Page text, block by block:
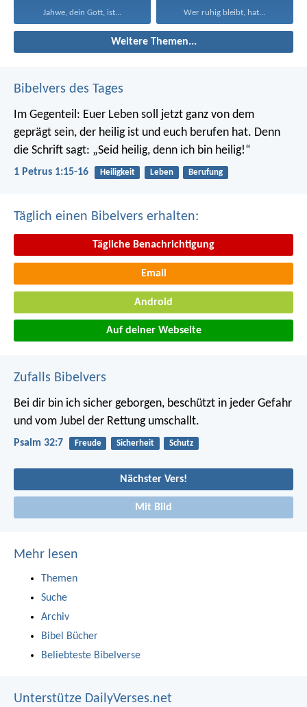
Jahwe, dein Gott, ist... Wer ruhig bleibt, hat...
Weitere Themen...
Bibelvers des Tages
Im Gegenteil: Euer Leben soll jetzt ganz von dem
geprägt sein, der heilig ist und euch berufen hat. Denn
die Schrift sagt: „Seid heilig, denn ich bin heilig!“
1 Petrus 1:15-16 Heiligkeit Leben Berufung
Täglich einen Bibelvers erhalten:
Tägliche Benachrichtigung
Email
Android
Auf deiner Webseite
Zufalls Bibelvers
Bei dir bin ich sicher geborgen, beschützt in jeder Gefahr
und vom Jubel der Rettung umschallt.
Psalm 32:7 Freude Sicherheit Schutz
Nächster Vers!
Mit Bild
Mehr lesen
Themen
Suche
Archiv
Bibel Bücher
Beliebteste Bibelverse
Unterstütze DailyVerses.net